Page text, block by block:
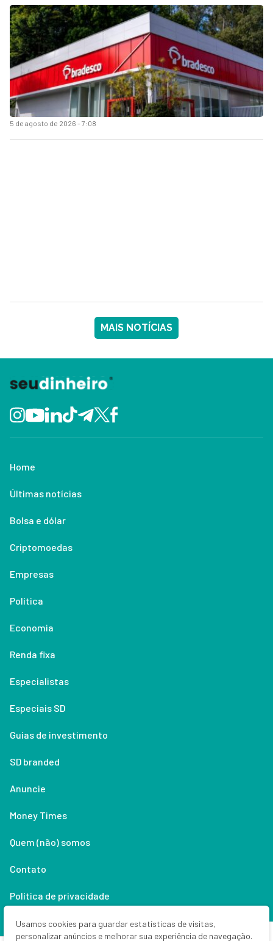
5 de agosto de 2026 - 7:08
MAIS NOTÍCIAS
Home
Últimas notícias
Bolsa e dólar
Criptomoedas
Empresas
Política
Economia
Renda fixa
Especialistas
Especiais SD
Guias de investimento
SD branded
Anuncie
Money Times
Quem (não) somos
Contato
Política de privacidade
Lifestyle
Usamos cookies para guardar estatísticas de visitas,
personalizar anúncios e melhorar sua experiência de navegação.